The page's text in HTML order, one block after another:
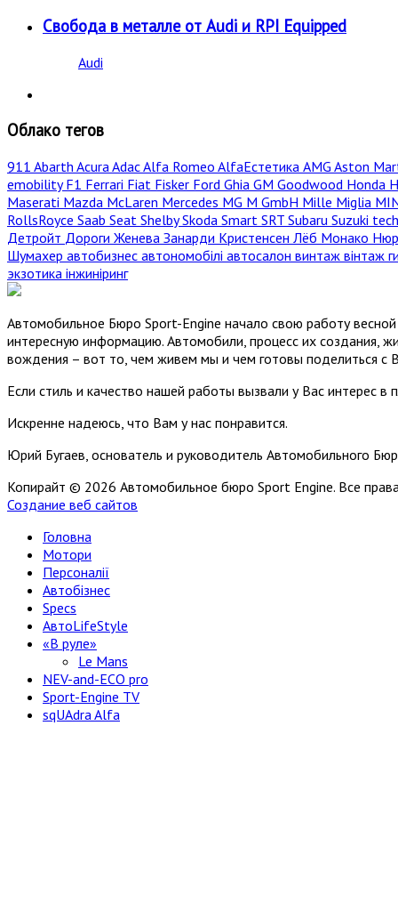
Свобода в металле от Audi и RPI Equipped
Audi
Облако тегов
911 Abarth AcuraAdacAlfa Romeo AlfaЕстетика AMG Aston
emobilityF1 Ferrari Fiat Fisker Ford Ghia GM Goodwood Honda
Maserati Mazda McLaren Mercedes MG M GmbH Mille Miglia
RollsRoyce Saab Seat ShelbySkoda Smart SRT Subaru Suzuki
Детройт Дороги Женева Занарди Кристенсен Лёб Монако
Шумахер автобизнес автономобілі автосалон винтаж вінтаж
экзотика інжиніринг
Автомобильное Бюро Sport-Engine начало свою работу
интересную информацию. Автомобили, процесс их создания,
вождения – вот то, чем живем мы и чем готовы поделиться с
Если стиль и качество нашей работы вызвали у Вас интерес в
Искренне надеюсь, что Вам у нас понравится.
Юрий Бугаев, основатель и руководитель Автомобильного
Копирайт © 2026 Автомобильное бюро Sport Engine. Все
Создание веб сайтов
Головна
Мотори
Персоналії
Автобізнес
Specs
АвтоLifeStyle
«В руле»
Le Mans
NEV-and-ECO pro
Sport-Engine TV
sqUAdra Alfa